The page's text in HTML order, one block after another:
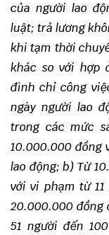
của người lao
luật; trả lương
khi tạm thời
khác so với hợp
đình chỉ công
ngày người lao
trong các mức
10.000.000 đồng
lao động; b) Từ
với vi phạm từ
20.000.000 đồng
51 người đến